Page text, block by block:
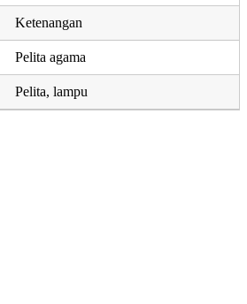
Ketenangan
Pelita agama
Pelita, lampu